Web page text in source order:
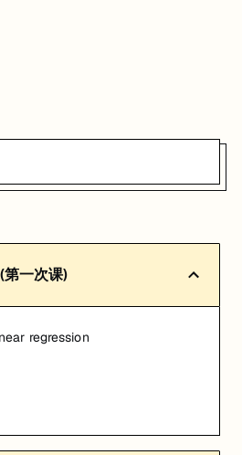
Machine Learning
程和Workshop，帮助学员掌握实用技能
一次课)
regression